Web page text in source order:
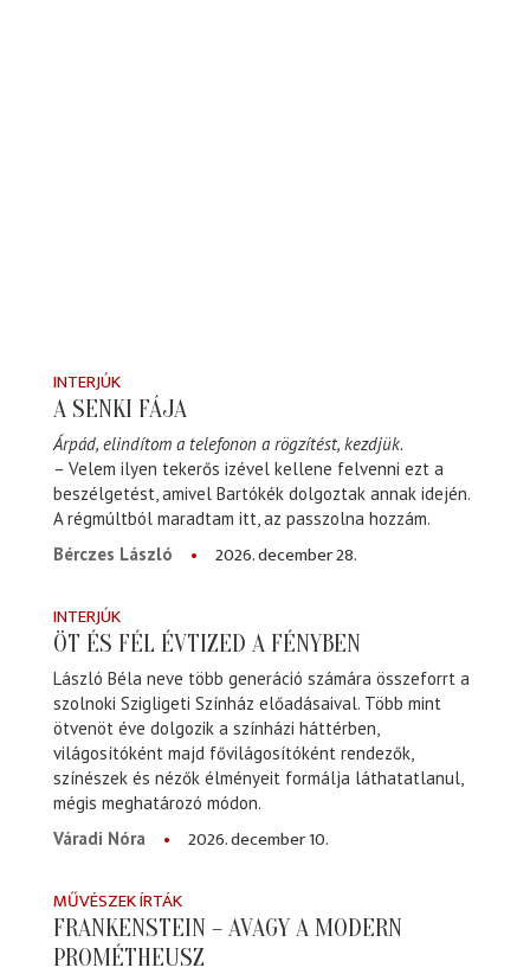
INTERJÚK
A SENKI FÁJA
Árpád, elindítom a telefonon a rögzítést, kezdjük.
– Velem ilyen tekerős izével kellene felvenni ezt a
beszélgetést, amivel Bartókék dolgoztak annak idején.
A régmúltból maradtam itt, az passzolna hozzám.
Bérczes László
2026. december 28.
INTERJÚK
ÖT ÉS FÉL ÉVTIZED A FÉNYBEN
László Béla neve több generáció számára összeforrt a
szolnoki Szigligeti Színház előadásaival. Több mint
ötvenöt éve dolgozik a színházi háttérben,
világosítóként majd fővilágosítóként rendezők,
színészek és nézők élményeit formálja láthatatlanul,
mégis meghatározó módon.
Váradi Nóra
2026. december 10.
MŰVÉSZEK ÍRTÁK
FRANKENSTEIN – AVAGY A MODERN
PROMÉTHEUSZ